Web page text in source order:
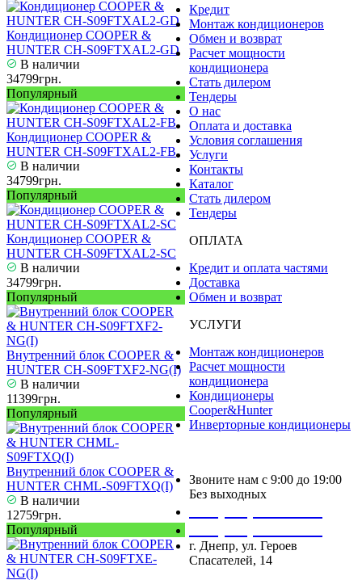
Кондиционер COOPER &
HUNTER CH-S09FTXAL2-GD
В наличии
34799грн.
Популярный
Кондиционер COOPER &
HUNTER CH-S09FTXAL2-FB
В наличии
34799грн.
Популярный
Кондиционер COOPER &
HUNTER CH-S09FTXAL2-SC
В наличии
34799грн.
Популярный
Внутренний блок COOPER &
HUNTER CH-S09FTXF2-NG(I)
В наличии
11399грн.
Популярный
Внутренний блок COOPER &
HUNTER CHML-S09FTXQ(I)
В наличии
12759грн.
Популярный
Кредит
Монтаж кондиционеров
Обмен и возврат
Расчет мощности
кондиционера
Стать дилером
Тендеры
О нас
Оплата и доставка
Условия соглашения
Услуги
Контакты
Каталог
Стать дилером
Тендеры
ОПЛАТА
Кредит и оплата частями
Доставка
Обмен и возврат
УСЛУГИ
Монтаж кондиционеров
Расчет мощности
кондиционера
Кондиционеры
Cooper&Hunter
Инверторные кондиционеры
Звоните нам с 9:00 до 19:00
Без выходных
г. Днепр, ул. Героев
Спасателей, 14